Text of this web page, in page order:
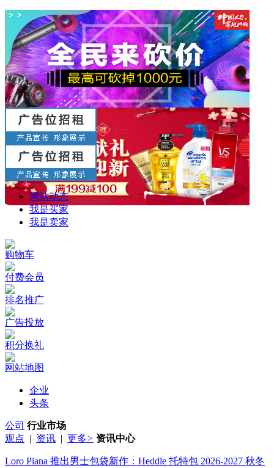
网站动态
我是买家
我是卖家
购物车
付费会员
排名推广
广告投放
积分换礼
网站地图
企业
头条
公司 行业市场
观点 | 资讯 | 更多> 资讯中心
Loro Piana 推出男士包袋新作：Heddle 托特包 2026-2027 秋冬